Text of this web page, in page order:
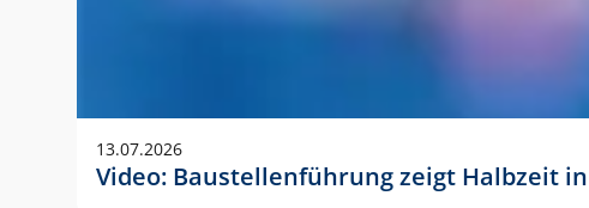
13.07.2026
Video: Baustellenführung zeigt Halbzeit